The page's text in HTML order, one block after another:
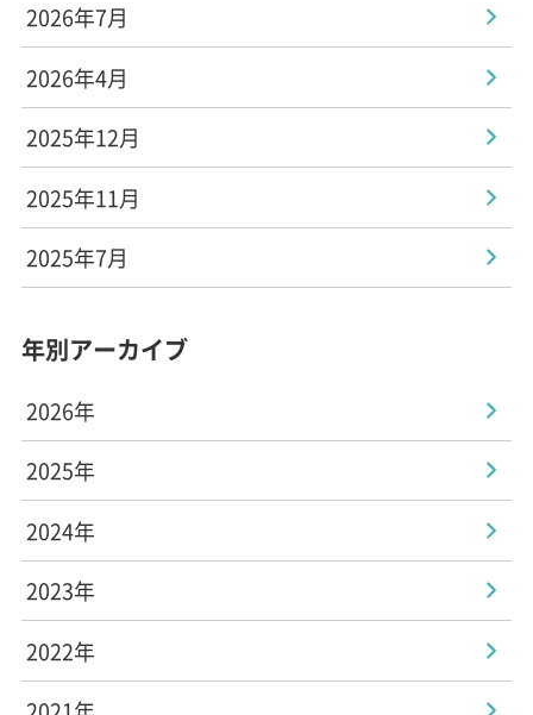
2026年7月
2026年4月
2025年12月
2025年11月
2025年7月
年別アーカイブ
2026年
2025年
2024年
2023年
2022年